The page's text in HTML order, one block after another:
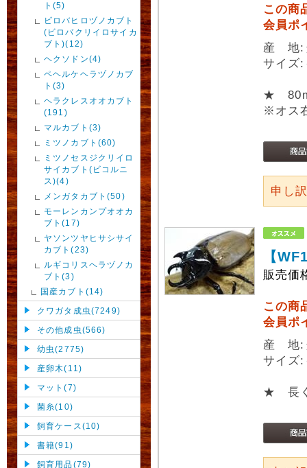
ト(5)
ビロバヒロヅノカブト
(ビロバクリイロサイカ
ブト)(12)
ヘクソドン(4)
ペヘルケヘラヅノカブ
ト(3)
ヘラクレスオオカブト
(191)
マルカブト(3)
ミツノカブト(60)
ミツノセスジクリイロ
サイカブト(ビコルニ
ス)(4)
メンガタカブト(50)
モーレンカンプオオカ
ブト(17)
ヤソンツヤヒサシサイ
カブト(23)
ルギコリスヘラヅノカ
ブト(3)
国産カブト(14)
クワガタ成虫(7249)
その他成虫(566)
幼虫(2775)
産卵木(11)
マット(7)
菌糸(10)
飼育ケース(10)
書籍(91)
飼育用品(79)
この商
会員ポ
産 地:
サイ
★
※オス
申し
【
販売価
この商
会員ポ
産 地:
サイ
★ 長